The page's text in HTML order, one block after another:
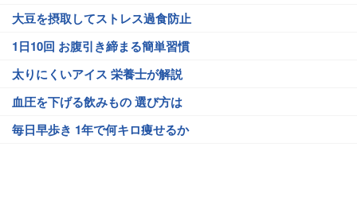
大豆を摂取してストレス過食防止
1日10回 お腹引き締まる簡単習慣
太りにくいアイス 栄養士が解説
血圧を下げる飲みもの 選び方は
毎日早歩き 1年で何キロ痩せるか